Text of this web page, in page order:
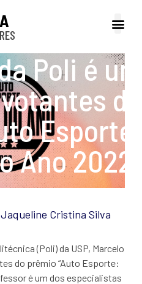
Poli é um
do
Esporte:
Ano 2022”
Jaqueline Cristina Silva
(Poli) da USP, Marcelo
do prêmio “Auto Esporte:
é um dos especialistas